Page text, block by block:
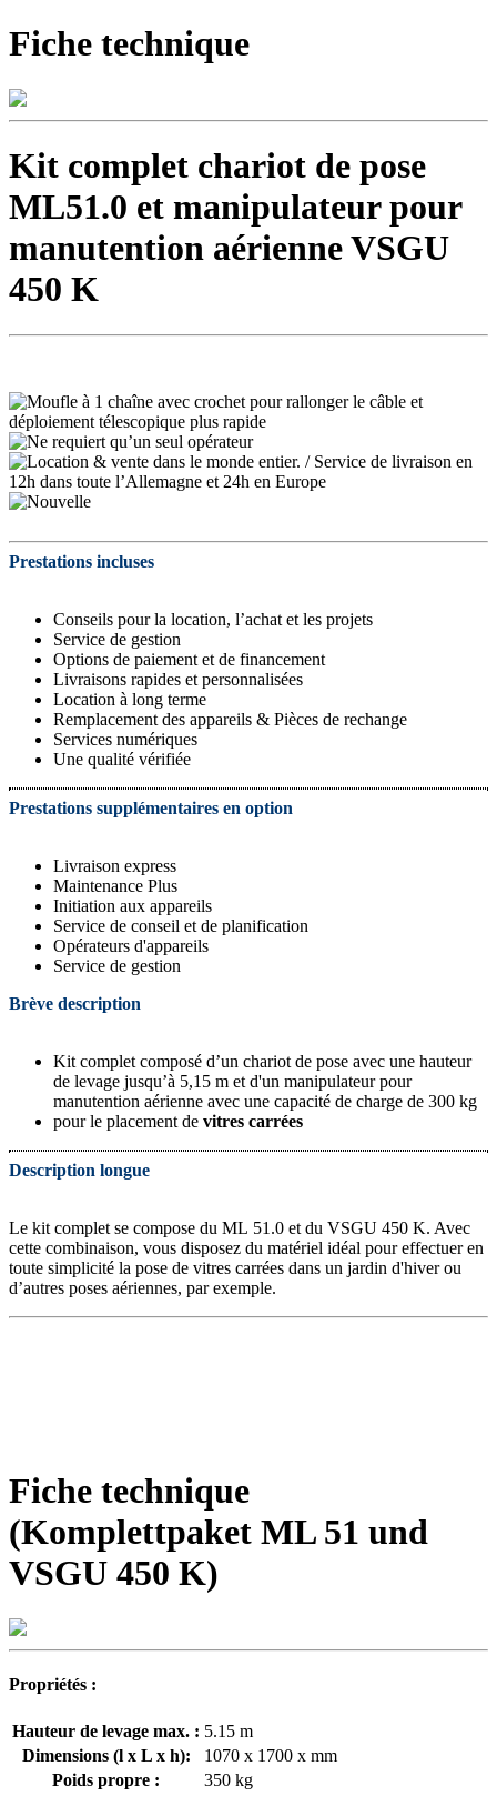
Fiche technique
Kit complet chariot de pose
ML51.0 et manipulateur pour
manutention aérienne VSGU
450 K
Prestations incluses
Conseils pour la location, l’achat et les projets
Service de gestion
Options de paiement et de financement
Livraisons rapides et personnalisées
Location à long terme
Remplacement des appareils & Pièces de rechange
Services numériques
Une qualité vérifiée
Prestations supplémentaires en option
Livraison express
Maintenance Plus
Initiation aux appareils
Service de conseil et de planification
Opérateurs d'appareils
Service de gestion
Brève description
Kit complet composé d’un chariot de pose avec une hauteur
de levage jusqu’à 5,15 m et d'un manipulateur pour
manutention aérienne avec une capacité de charge de 300 kg
pour le placement de vitres carrées
Description longue
Le kit complet se compose du ML 51.0 et du VSGU 450 K. Avec
cette combinaison, vous disposez du matériel idéal pour effectuer en
toute simplicité la pose de vitres carrées dans un jardin d'hiver ou
d’autres poses aériennes, par exemple.
Fiche technique
(Komplettpaket ML 51 und
VSGU 450 K)
Propriétés :
Hauteur de levage max. : 5.15 m
Dimensions (l x L x h):
1070 x 1700 x mm
Poids propre :
350 kg